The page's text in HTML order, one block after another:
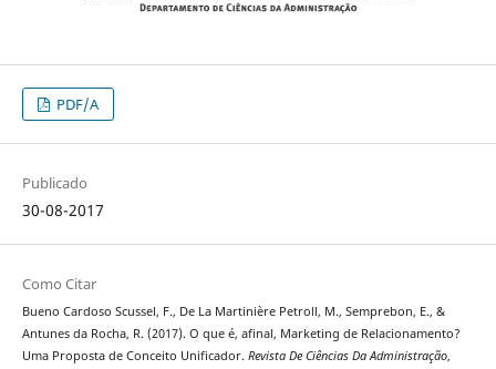
PDF/A
Publicado
30-08-2017
Como Citar
Bueno Cardoso Scussel, F., De La Martinière Petroll, M., Semprebon, E., &
Antunes da Rocha, R. (2017). O que é, afinal, Marketing de Relacionamento?
Uma Proposta de Conceito Unificador. Revista De Ciências Da Administração,